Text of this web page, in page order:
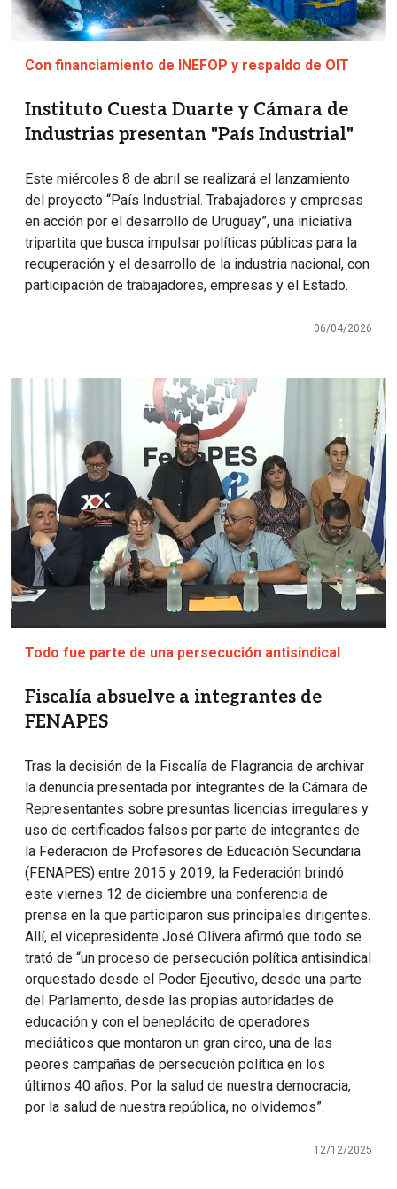
Con financiamiento de INEFOP y respaldo de OIT
Instituto Cuesta Duarte y Cámara de
Industrias presentan "País Industrial"
Este miércoles 8 de abril se realizará el lanzamiento
del proyecto “País Industrial. Trabajadores y empresas
en acción por el desarrollo de Uruguay”, una iniciativa
tripartita que busca impulsar políticas públicas para la
recuperación y el desarrollo de la industria nacional, con
participación de trabajadores, empresas y el Estado.
06/04/2026
Todo fue parte de una persecución antisindical
Fiscalía absuelve a integrantes de
FENAPES
Tras la decisión de la Fiscalía de Flagrancia de archivar
la denuncia presentada por integrantes de la Cámara de
Representantes sobre presuntas licencias irregulares y
uso de certificados falsos por parte de integrantes de
la Federación de Profesores de Educación Secundaria
(FENAPES) entre 2015 y 2019, la Federación brindó
este viernes 12 de diciembre una conferencia de
prensa en la que participaron sus principales dirigentes.
Allí, el vicepresidente José Olivera afirmó que todo se
trató de “un proceso de persecución política antisindical
orquestado desde el Poder Ejecutivo, desde una parte
del Parlamento, desde las propias autoridades de
educación y con el beneplácito de operadores
mediáticos que montaron un gran circo, una de las
peores campañas de persecución política en los
últimos 40 años. Por la salud de nuestra democracia,
por la salud de nuestra república, no olvidemos”.
12/12/2025